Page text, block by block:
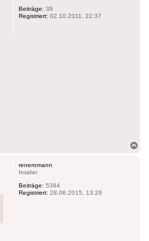
Beiträge: 39
Registriert: 02.10.2011, 22:37
reneromann
Insider
Beiträge: 5384
Registriert: 28.06.2015, 13:26